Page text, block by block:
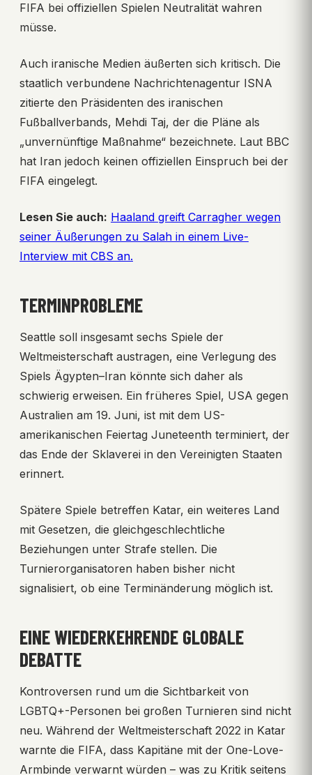
FIFA bei offiziellen Spielen Neutralität wahren
müsse.
Auch iranische Medien äußerten sich kritisch. Die
staatlich verbundene Nachrichtenagentur ISNA
zitierte den Präsidenten des iranischen
Fußballverbands, Mehdi Taj, der die Pläne als
„unvernünftige Maßnahme“ bezeichnete. Laut BBC
hat Iran jedoch keinen offiziellen Einspruch bei der
FIFA eingelegt.
Lesen Sie auch: Haaland greift Carragher wegen
seiner Äußerungen zu Salah in einem Live-
Interview mit CBS an.
TERMINPROBLEME
Seattle soll insgesamt sechs Spiele der
Weltmeisterschaft austragen, eine Verlegung des
Spiels Ägypten–Iran könnte sich daher als
schwierig erweisen. Ein früheres Spiel, USA gegen
Australien am 19. Juni, ist mit dem US-
amerikanischen Feiertag Juneteenth terminiert, der
das Ende der Sklaverei in den Vereinigten Staaten
erinnert.
Spätere Spiele betreffen Katar, ein weiteres Land
mit Gesetzen, die gleichgeschlechtliche
Beziehungen unter Strafe stellen. Die
Turnierorganisatoren haben bisher nicht
signalisiert, ob eine Terminänderung möglich ist.
EINE WIEDERKEHRENDE GLOBALE
DEBATTE
Kontroversen rund um die Sichtbarkeit von
LGBTQ+-Personen bei großen Turnieren sind nicht
neu. Während der Weltmeisterschaft 2022 in Katar
warnte die FIFA, dass Kapitäne mit der One-Love-
Armbinde verwarnt würden – was zu Kritik seitens